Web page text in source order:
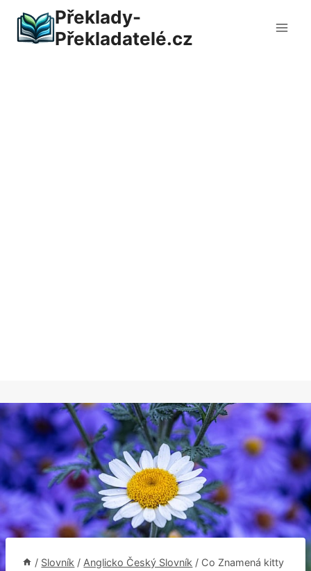
obsah
Překlady-
Překladatelé.cz
/ Slovník / Anglicko Český Slovník / Co Znamená kitty